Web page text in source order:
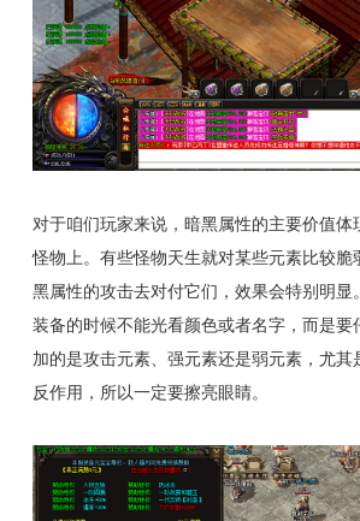
对于咱们玩家来说，暗黑属性的主要价值体
怪物上。有些怪物天生就对某些元素比较脆
黑属性的攻击去对付它们，效果会特别明显
装备的时候不能光看颜色或者名字，而是要
加的是攻击元素、强元素还是弱元素，尤其
反作用，所以一定要擦亮眼睛。